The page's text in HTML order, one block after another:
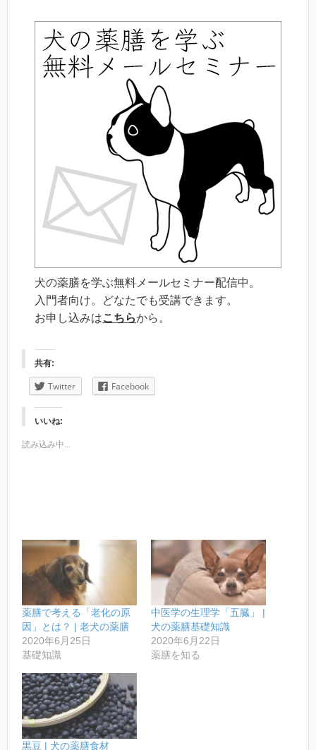
犬の薬膳を学ぶ無料メールセミナー配信中。
入門者向け。どなたでも受講できます。
お申し込みはこちらから。
共有:
Twitter Facebook
いいね:
読み込み中...
薬膳で考える「老化の原
因」とは？ | 老犬の薬膳
2020年6月25日
基礎知識
中医学の生理学「五臓」 |
犬の薬膳基礎知識
2020年6月22日
薬膳を知る
黒豆 | 犬の薬膳食材